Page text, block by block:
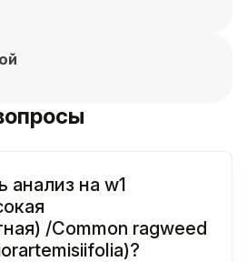
анализ на w1
/Common ragweed